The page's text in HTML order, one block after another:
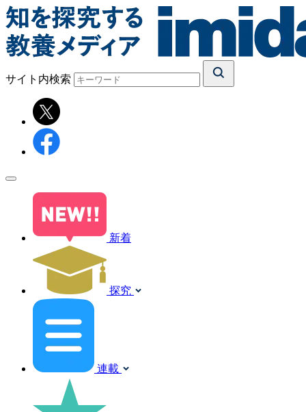
サイト内検索
新着
探究
連載